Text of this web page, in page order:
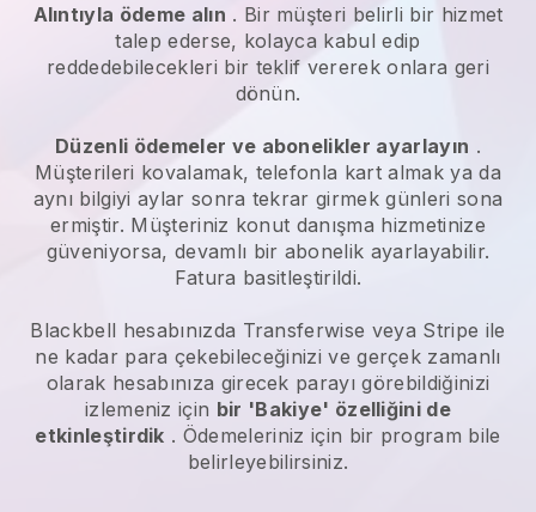
Alıntıyla ödeme alın . Bir müşteri belirli bir hizmet
talep ederse, kolayca kabul edip
reddedebilecekleri bir teklif vererek onlara geri
dönün.
Düzenli ödemeler ve abonelikler ayarlayın .
Müşterileri kovalamak, telefonla kart almak ya da
aynı bilgiyi aylar sonra tekrar girmek günleri sona
ermiştir. Müşteriniz konut danışma hizmetinize
güveniyorsa, devamlı bir abonelik ayarlayabilir.
Fatura basitleştirildi.
Blackbell hesabınızda Transferwise veya Stripe ile
ne kadar para çekebileceğinizi ve gerçek zamanlı
olarak hesabınıza girecek parayı görebildiğinizi
izlemeniz için bir 'Bakiye' özelliğini de
etkinleştirdik . Ödemeleriniz için bir program bile
belirleyebilirsiniz.